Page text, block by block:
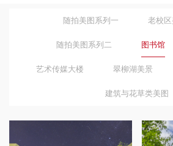
随拍美图系列一 老校
随拍美图系列二 图书馆
艺术传媒大楼 翠柳湖美景
建筑与花草类美图